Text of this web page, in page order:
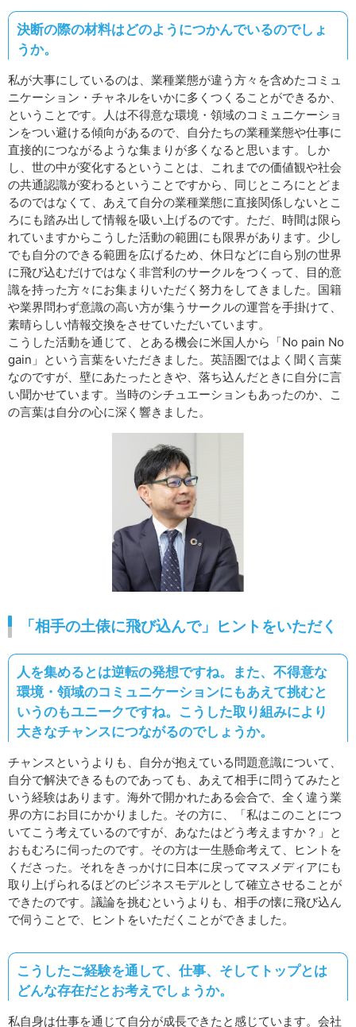
決断の際の材料はどのようにつかんでいるのでしょ
うか。
私が大事にしているのは、業種業態が違う方々を含めたコミュ
ニケーション・チャネルをいかに多くつくることができるか、
ということです。人は不得意な環境・領域のコミュニケーショ
ンをつい避ける傾向があるので、自分たちの業種業態や仕事に
直接的につながるような集まりが多くなると思います。しか
し、世の中が変化するということは、これまでの価値観や社会
の共通認識が変わるということですから、同じところにとどま
るのではなくて、あえて自分の業種業態に直接関係しないとこ
ろにも踏み出して情報を吸い上げるのです。ただ、時間は限ら
れていますからこうした活動の範囲にも限界があります。少し
でも自分のできる範囲を広げるため、休日などに自ら別の世界
に飛び込むだけではなく非営利のサークルをつくって、目的意
識を持った方々にお集まりいただく努力をしてきました。国籍
や業界問わず意識の高い方が集うサークルの運営を手掛けて、
素晴らしい情報交換をさせていただいています。
こうした活動を通じて、とある機会に米国人から「No pain No
gain」という言葉をいただきました。英語圏ではよく聞く言葉
なのですが、壁にあたったときや、落ち込んだときに自分に言
い聞かせています。当時のシチュエーションもあったのか、こ
の言葉は自分の心に深く響きました。
「相手の土俵に飛び込んで」ヒントをいただく
人を集めるとは逆転の発想ですね。また、不得意な
環境・領域のコミュニケーションにもあえて挑むと
いうのもユニークですね。こうした取り組みにより
大きなチャンスにつながるのでしょうか。
チャンスというよりも、自分が抱えている問題意識について、
自分で解決できるものであっても、あえて相手に問うてみたと
いう経験はあります。海外で開かれたある会合で、全く違う業
界の方にお目にかかりました。その方に、「私はこのことにつ
いてこう考えているのですが、あなたはどう考えますか？」と
おもむろに伺ったのです。その方は一生懸命考えて、ヒントを
くださった。それをきっかけに日本に戻ってマスメディアにも
取り上げられるほどのビジネスモデルとして確立させることが
できたのです。議論を挑むというよりも、相手の懐に飛び込ん
で伺うことで、ヒントをいただくことができました。
こうしたご経験を通して、仕事、そしてトップとは
どんな存在だとお考えでしょうか。
私自身は仕事を通じて自分が成長できたと感じています。会社